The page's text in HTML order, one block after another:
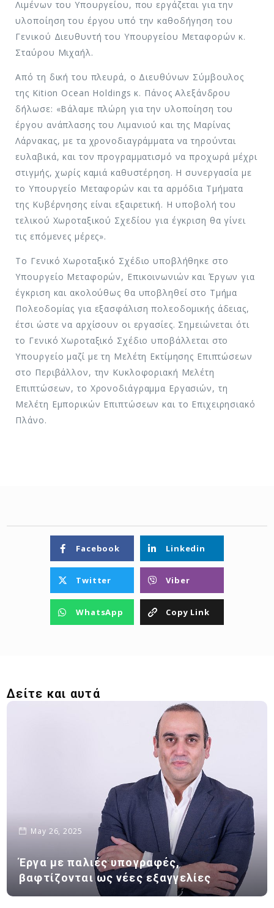
Λιμένων του Υπουργείου, που εργάζεται για την
υλοποίηση του έργου υπό την καθοδήγηση του
Γενικού Διευθυντή του Υπουργείου Μεταφορών κ.
Σταύρου Μιχαήλ.
Από τη δική του πλευρά, ο Διευθύνων Σύμβουλος
της Kition Ocean Holdings κ. Πάνος Αλεξάνδρου
δήλωσε: «Βάλαμε πλώρη για την υλοποίηση του
έργου ανάπλασης του Λιμανιού και της Μαρίνας
Λάρνακας, με τα χρονοδιαγράμματα να τηρούνται
ευλαβικά, και τον προγραμματισμό να προχωρά μέχρι
στιγμής, χωρίς καμιά καθυστέρηση. Η συνεργασία με
το Υπουργείο Μεταφορών και τα αρμόδια Τμήματα
της Κυβέρνησης είναι εξαιρετική. Η υποβολή του
τελικού Χωροταξικού Σχεδίου για έγκριση θα γίνει
τις επόμενες μέρες».
Το Γενικό Χωροταξικό Σχέδιο υποβλήθηκε στο
Υπουργείο Μεταφορών, Επικοινωνιών και Έργων για
έγκριση και ακολούθως θα υποβληθεί στο Τμήμα
Πολεοδομίας για εξασφάλιση πολεοδομικής άδειας,
έτσι ώστε να αρχίσουν οι εργασίες. Σημειώνεται ότι
το Γενικό Χωροταξικό Σχέδιο υποβάλλεται στο
Υπουργείο μαζί με τη Μελέτη Εκτίμησης Επιπτώσεων
στο Περιβάλλον, την Κυκλοφοριακή Μελέτη
Επιπτώσεων, το Χρονοδιάγραμμα Εργασιών, τη
Μελέτη Εμπορικών Επιπτώσεων και το Επιχειρησιακό
Πλάνο.
Facebook Linkedin
Twitter Viber
WhatsApp Copy Link
Δείτε και αυτά
May 26, 2025
Έργα με παλιές υπογραφές,
βαφτίζονται ως νέες εξαγγελίες